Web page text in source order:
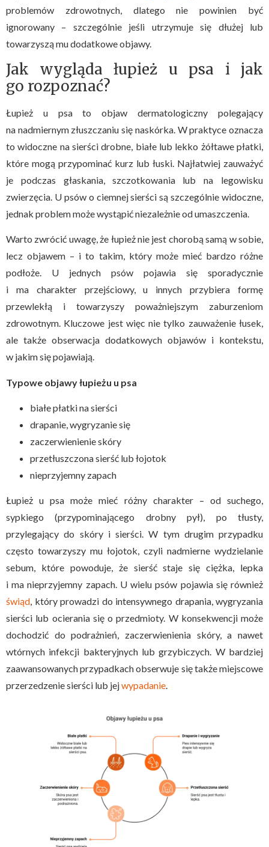
problemów zdrowotnych, dlatego nie powinien być
ignorowany – szczególnie jeśli utrzymuje się dłużej lub
towarzyszą mu dodatkowe objawy.
Jak wygląda łupież u psa i jak
go rozpoznać?
Łupież u psa to objaw dermatologiczny polegający
na nadmiernym złuszczaniu się naskórka. W praktyce oznacza
to widoczne na sierści drobne, białe lub lekko żółtawe płatki,
które mogą przypominać kurz lub łuski. Najłatwiej zauważyć
je podczas głaskania, szczotkowania lub na legowisku
zwierzęcia. U psów o ciemnej sierści są szczególnie widoczne,
jednak problem może wystąpić niezależnie od umaszczenia.
Warto zwrócić uwagę, że łupież nie jest chorobą samą w sobie,
lecz objawem – i to takim, który może mieć bardzo różne
podłoże. U jednych psów pojawia się sporadycznie
i ma charakter przejściowy, u innych przybiera formę
przewlekłą i towarzyszy poważniejszym zaburzeniom
zdrowotnym. Kluczowe jest więc nie tylko zauważenie łusek,
ale także obserwacja dodatkowych objawów i kontekstu,
w jakim się pojawiają.
Typowe objawy łupieżu u psa
białe płatki na sierści
drapanie, wygryzanie się
zaczerwienienie skóry
przetłuszczona sierść lub łojotok
nieprzyjemny zapach
Łupież u psa może mieć różny charakter – od suchego,
sypkiego (przypominającego drobny pył), po tłusty,
przylegający do skóry i sierści. W tym drugim przypadku
często towarzyszy mu łojotok, czyli nadmierne wydzielanie
sebum, które powoduje, że sierść staje się ciężka, lepka
i ma nieprzyjemny zapach. U wielu psów pojawia się również
świąd, który prowadzi do intensywnego drapania, wygryzania
sierści lub ocierania się o przedmioty. W konsekwencji może
dochodzić do podrażnień, zaczerwienienia skóry, a nawet
wtórnych infekcji bakteryjnych lub grzybiczych. W bardziej
zaawansowanych przypadkach obserwuje się także miejscowe
przerzedzenie sierści lub jejwypadanie.